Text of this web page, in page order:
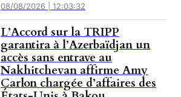
08/08/2026 | 12:03:32
L’Accord sur la TRIPP
garantira à l’Azerbaïdjan un
accès sans entrave au
Nakhitchevan affirme Amy
Carlon chargée d’affaires des